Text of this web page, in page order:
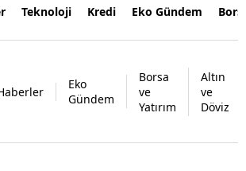
Teknoloji Kredi Eko Gündem
Eko
Gündem
Borsa
ve
Yatırım
Altın
ve
Döviz